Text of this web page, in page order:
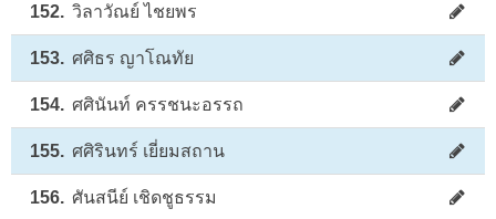
152. วิลาวัณย์ ไชยพร
153. ศศิธร ญาโณทัย
154. ศศินันท์ ครรชนะอรรถ
155. ศศิรินทร์ เยี่ยมสถาน
156. ศันสนีย์ เชิดชูธรรม